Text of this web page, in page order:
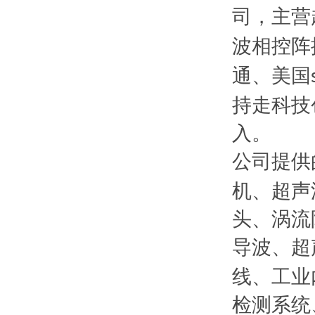
司，主
波相控
通、美国
持走科
入。
公司提
机、超
头、涡
导波、
线、工
检测系